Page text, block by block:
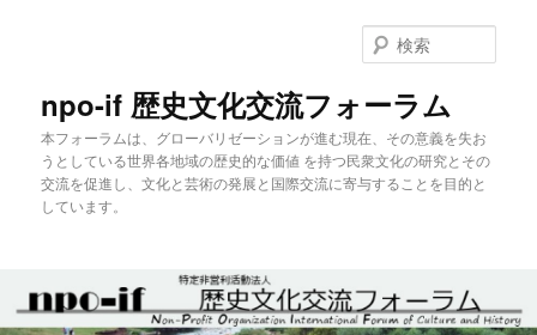
npo-if 歴史文化交流フォーラム
本フォーラムは、グローバリゼーションが進む現在、その意義を失お
うとしている世界各地域の歴史的な価値 を持つ民衆文化の研究とその
交流を促進し、文化と芸術の発展と国際交流に寄与することを目的と
しています。
索